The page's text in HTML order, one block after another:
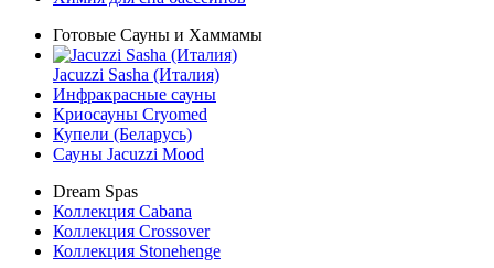
Готовые Сауны и Хаммамы
Jacuzzi Sasha (Италия)
Инфракрасные сауны
Криосауны Cryomed
Купели (Беларусь)
Сауны Jacuzzi Mood
Dream Spas
Коллекция Cabana
Коллекция Crossover
Коллекция Stonehenge